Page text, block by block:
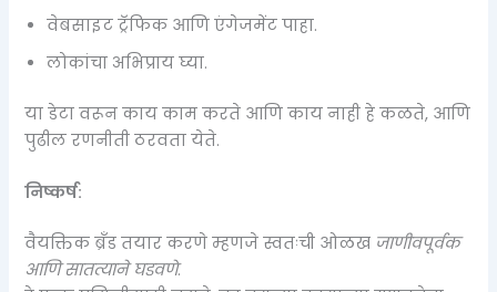
वेबसाइट ट्रॅफिक आणि एंगेजमेंट पाहा.
लोकांचा अभिप्राय घ्या.
या डेटा वरून काय काम करते आणि काय नाही हे कळते, आणि
पुढील रणनीती ठरवता येते.
निष्कर्ष:
वैयक्तिक ब्रँड तयार करणे म्हणजे स्वतःची ओळख जाणीवपूर्वक
आणि सातत्याने घडवणे.